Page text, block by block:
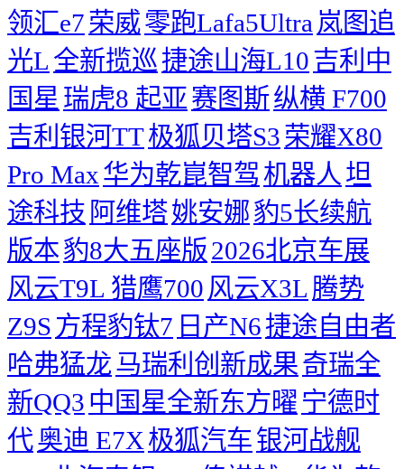
领汇e7荣威零跑Lafa5Ultra 岚图追
光L 全新揽巡捷途山海L10吉利中
国星 瑞虎8 起亚赛图斯纵横 F700
吉利银河TT极狐贝塔S3荣耀X80
Pro Max华为乾崑智驾 机器人 坦
途科技 阿维塔姚安娜豹5长续航
版本豹8大五座版2026北京车展
风云T9L 猎鹰700 风云X3L 腾势
Z9S 方程豹钛7 日产N6捷途自由者
哈弗猛龙马瑞利创新成果奇瑞全
新QQ3 中国星全新东方曜 宁德时
代奥迪 E7X极狐汽车银河战舰